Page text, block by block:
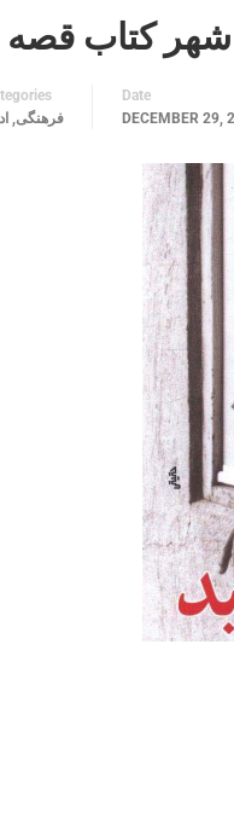
شهر کتاب قصه
فرهنگی,
Date
DECEMBER 29,